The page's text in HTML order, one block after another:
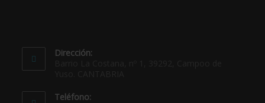
Dirección:
Teléfono: